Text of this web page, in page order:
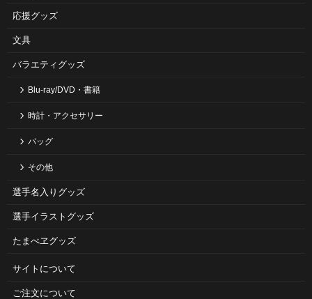
応援グッズ
文具
バラエティグッズ
Blu-ray/DVD・書籍
時計・アクセサリー
バッグ
その他
選手名入りグッズ
選手イラストグッズ
たまべヱグッズ
サイトについて
ご注⽂について